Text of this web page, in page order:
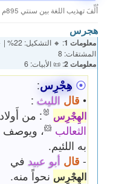
أُلِّفَ تهذيب اللغة بين سنتي 895م و981م من طرف الأزهري.
هجرس
معلومات 1
المشتقات: 8
معلومات 2 : 📜 الأبيات: 6
⦿ هِجْرِس:
• قال الليث :
الهِجْرِس 🐰: من أَولاد
الثعالب 🐹، ويوصف
به اللئيم.
- قال أبو عبيد في
الهِجْرِسنحواً منه.